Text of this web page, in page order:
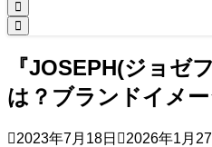
『JOSEPH(ジョゼ
は？ブランドイメ
2023年7月18日
2026年1月27